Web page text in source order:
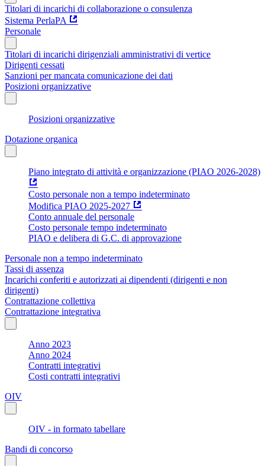
Titolari di incarichi di collaborazione o consulenza
Sistema PerlaPA
Personale
Titolari di incarichi dirigenziali amministrativi di vertice
Dirigenti cessati
Sanzioni per mancata comunicazione dei dati
Posizioni organizzative
Posizioni organizzative
Dotazione organica
Piano integrato di attività e organizzazione (PIAO 2026-2028)
Costo personale non a tempo indeterminato
Modifica PIAO 2025-2027
Conto annuale del personale
Costo personale tempo indeterminato
PIAO e delibera di G.C. di approvazione
Personale non a tempo indeterminato
Tassi di assenza
Incarichi conferiti e autorizzati ai dipendenti (dirigenti e non
dirigenti)
Contrattazione collettiva
Contrattazione integrativa
Anno 2023
Anno 2024
Contratti integrativi
Costi contratti integrativi
OIV
OIV - in formato tabellare
Bandi di concorso